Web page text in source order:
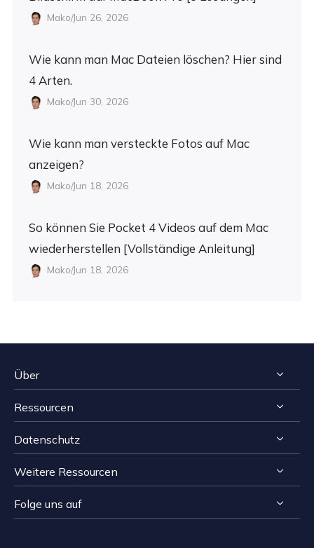
Mako/Jun 26, 2026
Wie kann man Mac Dateien löschen? Hier sind
4 Arten.
Mako/Jun 30, 2026
Wie kann man versteckte Fotos auf Mac
anzeigen?
Mako/Jun 18, 2026
So können Sie Pocket 4 Videos auf dem Mac
wiederherstellen [Vollständige Anleitung]
Mako/Jun 18, 2026
Über
Impressum
Reviews & Awards
Kontakt EaseUS
Affiliates
Ressourcen
Tipps zur Windows Datenrettung
Tipps zur Mac Datenrettung
Speichermedien wiederherstellen Tipps
Datenschutz
Deinstallieren
Erstattungsrichtlinie
Weitere Ressourcen
Computer Lösungen
Folge uns auf